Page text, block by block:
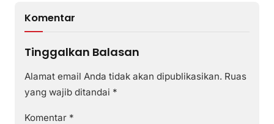
Komentar
Tinggalkan Balasan
Alamat email Anda tidak akan dipublikasikan. Ruas
yang wajib ditandai *
Komentar *